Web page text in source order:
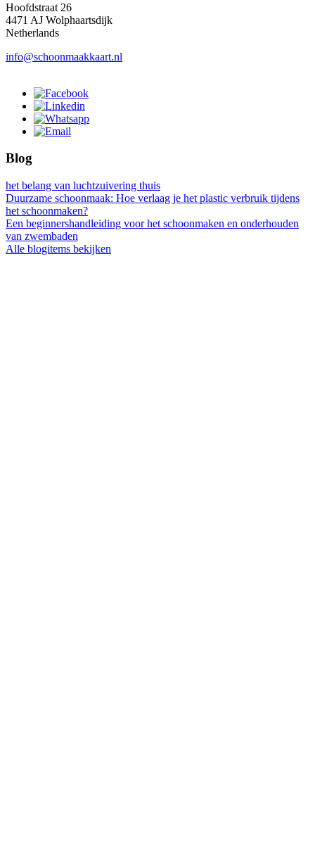
Hoofdstraat 26
4471 AJ Wolphaartsdijk
Netherlands
info@schoonmaakkaart.nl
Blog
het belang van luchtzuivering thuis
Duurzame schoonmaak: Hoe verlaag je het plastic verbruik tijdens
het schoonmaken?
Een beginnershandleiding voor het schoonmaken en onderhouden
van zwembaden
Alle blogitems bekijken